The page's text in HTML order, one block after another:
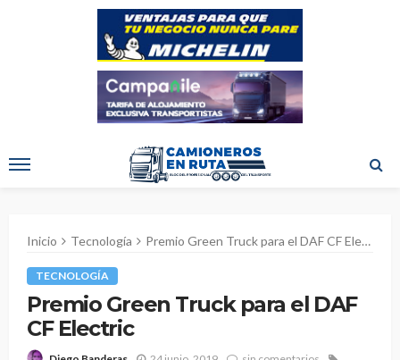
Inicio Tecnología Premio Green Truck para el DAF CF Electric
TECNOLOGÍA
Premio Green Truck para el DAF
CF Electric